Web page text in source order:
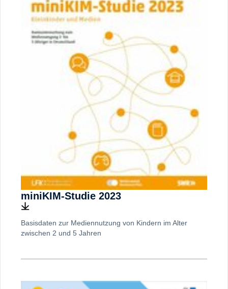
miniKIM-Studie 2023
Basisdaten zur Mediennutzung von Kindern im Alter
zwischen 2 und 5 Jahren